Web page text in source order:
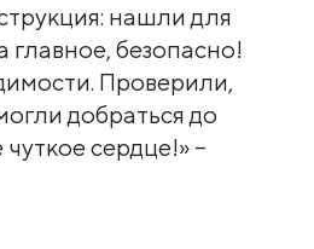
нашли для
главное, безопасно!
Проверили,
добраться до
сердце!» –